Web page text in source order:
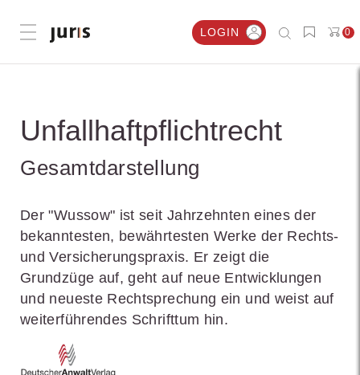
Menü öffnen LOGIN 0
Unfallhaftpflichtrecht
Gesamtdarstellung
Der "Wussow" ist seit Jahrzehnten eines der
bekanntesten, bewährtesten Werke der Rechts-
und Versicherungspraxis. Er zeigt die
Grundzüge auf, geht auf neue Entwicklungen
und neueste Rechtsprechung ein und weist auf
weiterführendes Schrifttum hin.